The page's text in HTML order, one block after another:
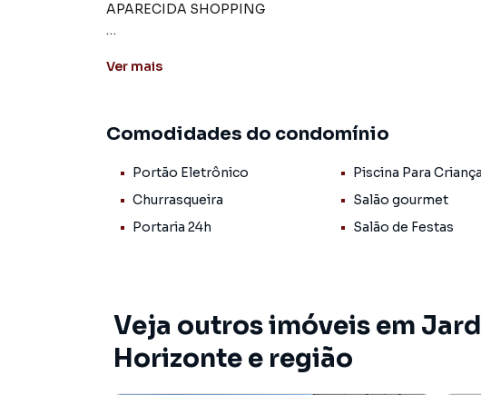
APARECIDA SHOPPING
- 2 Quartos com tela de proteção nas janelas.
- 1 Cozinha
- Área Gourmet com churrasqueira a carvão
- Banheiro
- Cozinha
Valor de venda R$190.000,00
Ver mais
Comodidades do condomínio
Portão Eletrônico Piscina Para
Churrasqueira
Salão gourmet
Portaria 24h
Salão de Festas
Veja outros imóveis em
Horizonte e região